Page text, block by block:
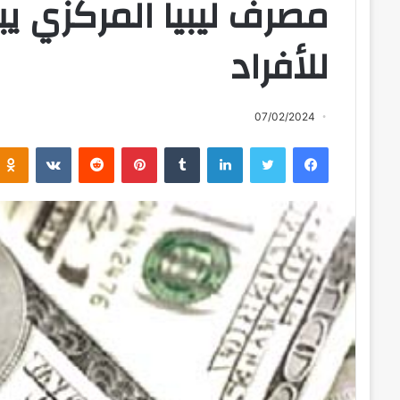
مصرف ليبيا المركزي
للأفراد
07/02/2024
فيسبوك تويتر لينكدإن ‏Tumblr بينتيريست
‏Reddit
‏VKontakte